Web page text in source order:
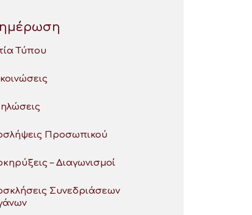
Τύπου
Προσωπικού
– Διαγωνισμοί
Συνεδριάσεων